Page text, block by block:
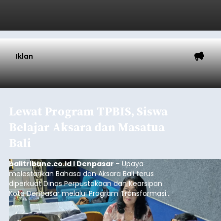
Iklan
Lewat Program TPBIS, Siswa
Belajar Aksara dan Masatua
Bali
balitribune.co.id I Denpasar – Upaya
melestarikan Bahasa dan Aksara Bali terus
diperkuat Dinas Perpustakaan dan Kearsipan
Kota Denpasar melalui Program Transformasi
Perpustakaan Berbasis Inklusi Sosial (TPBIS).
Tahun ini, sebanyak 63 siswa kelas IV dan V SD